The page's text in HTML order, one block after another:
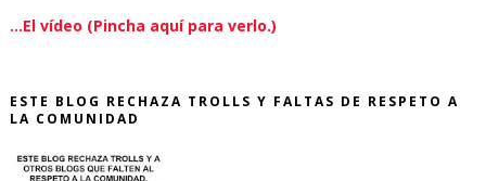
...El vídeo (Pincha aquí para verlo.)
ESTE BLOG RECHAZA TROLLS Y FALTAS DE RESPETO A
LA COMUNIDAD